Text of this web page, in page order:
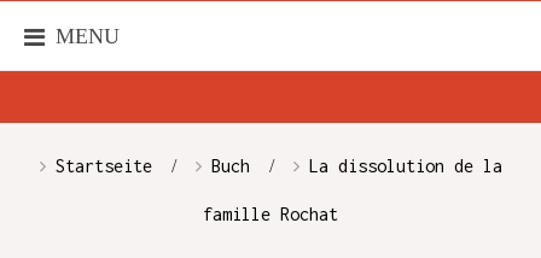
MENU
Startseite Buch La dissolution de la
famille Rochat